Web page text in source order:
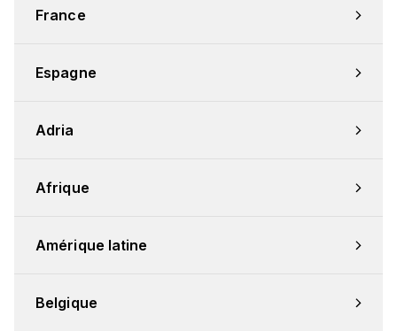
France
Espagne
Adria
Afrique
Amérique latine
Belgique